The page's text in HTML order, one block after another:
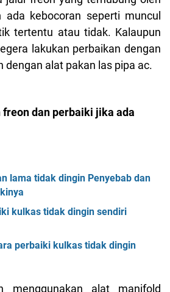
ada kebocoran seperti muncul
tertentu atau tidak. Kalaupun
lakukan perbaikan dengan
dengan alat pakan las pipa ac.
dan perbaiki jika ada
lama tidak dingin Penyebab dan
kulkas tidak dingin sendiri
perbaiki kulkas tidak dingin
menggunakan alat manifold